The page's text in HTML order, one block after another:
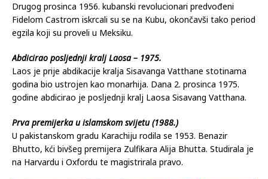
Drugog prosinca 1956. kubanski revolucionari predvođeni
Fidelom Castrom iskrcali su se na Kubu, okončavši tako period
egzila koji su proveli u Meksiku.
Abdicirao posljednji kralj Laosa – 1975.
Laos je prije abdikacije kralja Sisavanga Vatthane stotinama
godina bio ustrojen kao monarhija. Dana 2. prosinca 1975.
godine abdicirao je posljednji kralj Laosa Sisavang Vatthana.
Prva premijerka u islamskom svijetu (1988.)
U pakistanskom gradu Karachiju rodila se 1953. Benazir
Bhutto, kći bivšeg premijera Zulfikara Alija Bhutta. Studirala je
na Harvardu i Oxfordu te magistrirala pravo.